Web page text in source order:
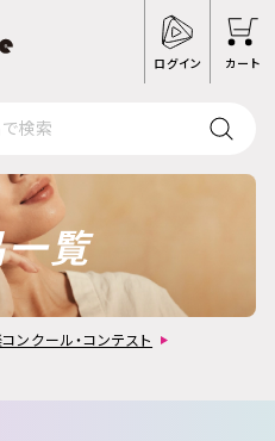
ログイン カート
覧
ンクール・コンテスト